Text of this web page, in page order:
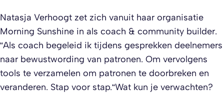
Natasja Verhoogt zet zich vanuit haar organisatie
Morning Sunshine in als coach & community builder.​
“Als coach begeleid ik tijdens gesprekken deelnemers
naar bewustwording van patronen. Om vervolgens
tools te verzamelen om patronen te doorbreken en
veranderen. Stap voor stap.“​Wat kun je verwachten?​